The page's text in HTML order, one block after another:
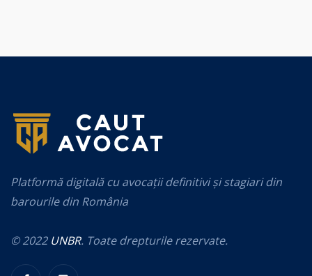
Platformă digitală cu avocații definitivi și stagiari din
barourile din România
© 2022 UNBR. Toate drepturile rezervate.